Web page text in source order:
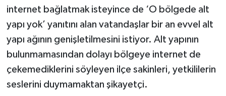
internet bağlatmak isteyince de ‘O bölgede alt
yapı yok’ yanıtını alan vatandaşlar bir an evvel alt
yapı ağının genişletilmesini istiyor. Alt yapının
bulunmamasından dolayı bölgeye internet de
çekemediklerini söyleyen ilçe sakinleri, yetkililerin
seslerini duymamaktan şikayetçi.